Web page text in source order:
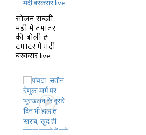
सोलन सब्जी
मंडी में टमाटर
की बोली #
टमाटर में मंदी
बरकरार live